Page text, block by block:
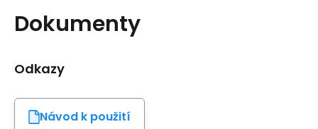
Dokumenty
Odkazy
Návod k použití